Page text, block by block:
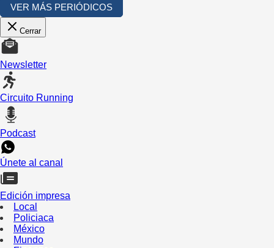
VER MÁS PERIÓDICOS
Cerrar
Newsletter
Circuito Running
Podcast
Únete al canal
Edición impresa
Local
Policiaca
México
Mundo